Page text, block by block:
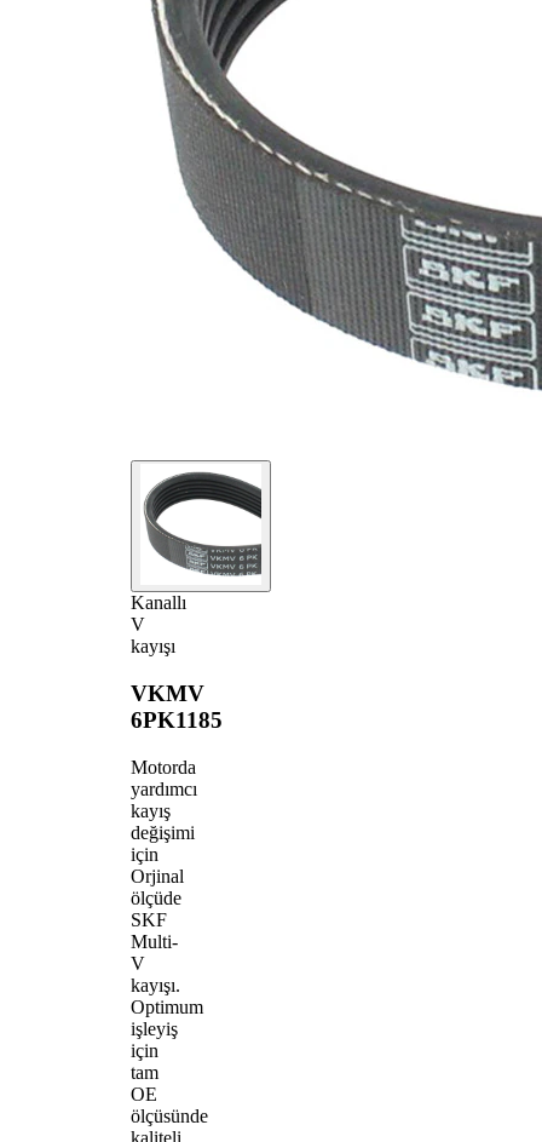
Kanallı
V
kayışı
VKMV
6PK1185
Motorda
yardımcı
kayış
değişimi
için
Orjinal
ölçüde
SKF
Multi-
V
kayışı.
Optimum
işleyiş
için
tam
OE
ölçüsünde
kaliteli
SVHC
maddesi
mevcut
Kayış
malzemesi
EPDM
(Etilen
Propilen
Dien
Kauçuk)